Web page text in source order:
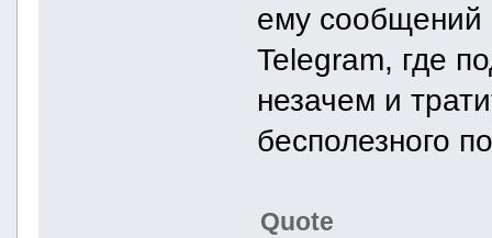
ему сообщений
Telegram, где
незачем и
бесполезного
Quote